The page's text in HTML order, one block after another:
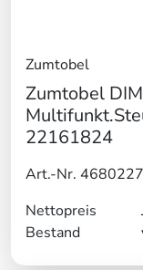
Zumtobel
Zumtobel
22161824
Art.-Nr. 4680227
Nettopreis
Bestand